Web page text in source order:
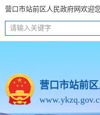
营口市站前区人民政府网欢迎
请输入关键字
营口市站前